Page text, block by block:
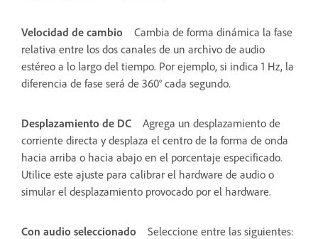
Velocidad de cambio
Cambia de forma dinámica la fase
relativa entre los dos canales de un archivo de audio
estéreo a lo largo del tiempo. Por ejemplo, si indica 1 Hz, la
diferencia de fase será de 360° cada segundo.
Desplazamiento de DC
Agrega un desplazamiento de
corriente directa y desplaza el centro de la forma de onda
hacia arriba o hacia abajo en el porcentaje especificado.
Utilice este ajuste para calibrar el hardware de audio o
simular el desplazamiento provocado por el hardware.
Con audio seleccionado
Seleccione entre las siguientes: